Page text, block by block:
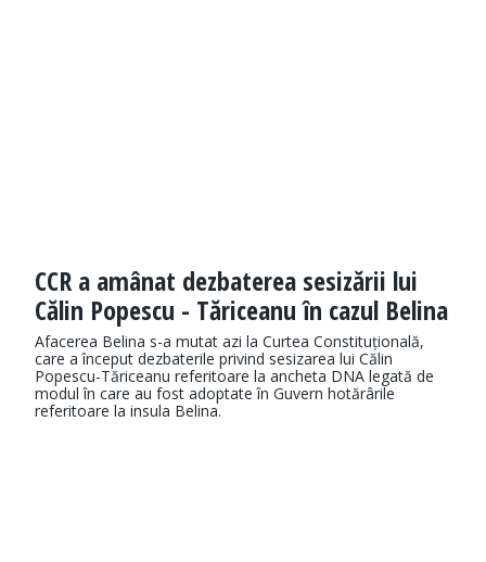
CCR a amânat dezbaterea sesizării lui
Călin Popescu - Tăriceanu în cazul Belina
Afacerea Belina s-a mutat azi la Curtea Constituțională,
care a început dezbaterile privind sesizarea lui Călin
Popescu-Tăriceanu referitoare la ancheta DNA legată de
modul în care au fost adoptate în Guvern hotărârile
referitoare la insula Belina.